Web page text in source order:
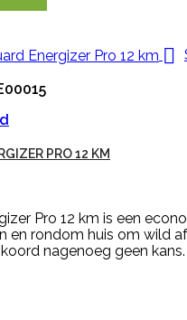

PRO 12 KM
Pro 12 km is een
en rondom huis om wild
nagenoeg geen